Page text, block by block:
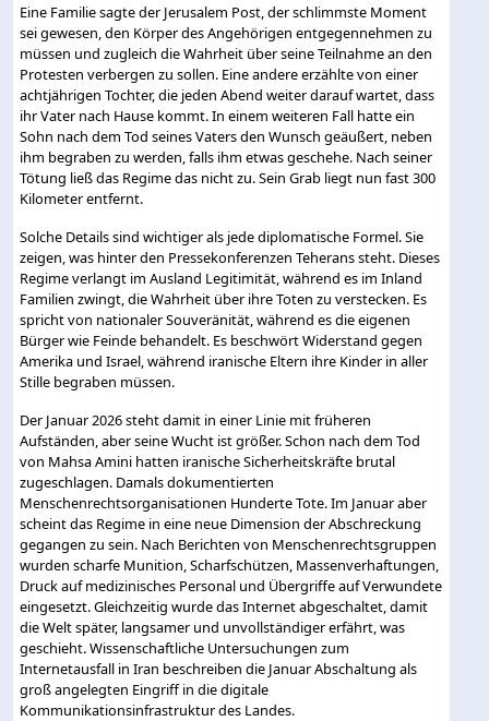
Eine Familie sagte der Jerusalem Post, der schlimmste Moment
sei gewesen, den Körper des Angehörigen entgegennehmen zu
müssen und zugleich die Wahrheit über seine Teilnahme an den
Protesten verbergen zu sollen. Eine andere erzählte von einer
achtjährigen Tochter, die jeden Abend weiter darauf wartet, dass
ihr Vater nach Hause kommt. In einem weiteren Fall hatte ein
Sohn nach dem Tod seines Vaters den Wunsch geäußert, neben
ihm begraben zu werden, falls ihm etwas geschehe. Nach seiner
Tötung ließ das Regime das nicht zu. Sein Grab liegt nun fast 300
Kilometer entfernt.
Solche Details sind wichtiger als jede diplomatische Formel. Sie
zeigen, was hinter den Pressekonferenzen Teherans steht. Dieses
Regime verlangt im Ausland Legitimität, während es im Inland
Familien zwingt, die Wahrheit über ihre Toten zu verstecken. Es
spricht von nationaler Souveränität, während es die eigenen
Bürger wie Feinde behandelt. Es beschwört Widerstand gegen
Amerika und Israel, während iranische Eltern ihre Kinder in aller
Stille begraben müssen.
Der Januar 2026 steht damit in einer Linie mit früheren
Aufständen, aber seine Wucht ist größer. Schon nach dem Tod
von Mahsa Amini hatten iranische Sicherheitskräfte brutal
zugeschlagen. Damals dokumentierten
Menschenrechtsorganisationen Hunderte Tote. Im Januar aber
scheint das Regime in eine neue Dimension der Abschreckung
gegangen zu sein. Nach Berichten von Menschenrechtsgruppen
wurden scharfe Munition, Scharfschützen, Massenverhaftungen,
Druck auf medizinisches Personal und Übergriffe auf Verwundete
eingesetzt. Gleichzeitig wurde das Internet abgeschaltet, damit
die Welt später, langsamer und unvollständiger erfährt, was
geschieht. Wissenschaftliche Untersuchungen zum
Internetausfall in Iran beschreiben die Januar Abschaltung als
groß angelegten Eingriff in die digitale
Kommunikationsinfrastruktur des Landes.